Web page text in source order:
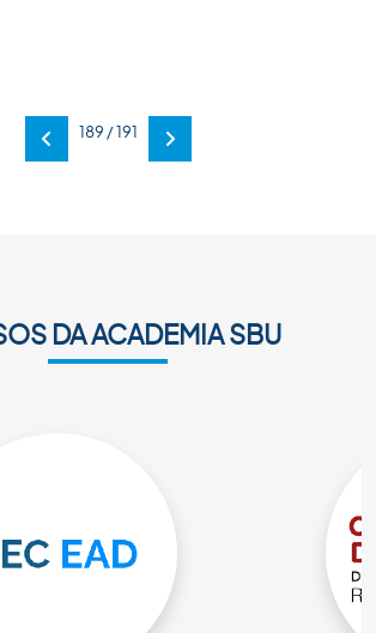
Anterior
189 / 191
Próxima
DA ACADEMIA SBU